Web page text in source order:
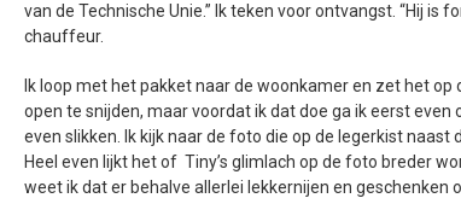
van de Technische Unie.” Ik teken voor ontvangst. “Hij is
chauffeur.
Ik loop met het pakket naar de woonkamer en zet het
open te snijden, maar voordat ik dat doe ga ik eerst
even slikken. Ik kijk naar de foto die op de legerkist naast
Heel even lijkt het of Tiny’s glimlach op de foto breder
weet ik dat er behalve allerlei lekkernijen en geschenken